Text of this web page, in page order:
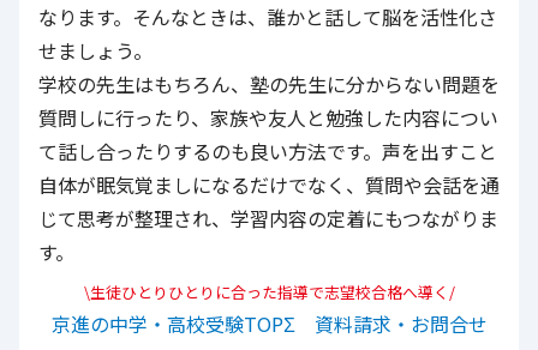
なります。そんなときは、誰かと話して脳を活性化さ
せましょう。
学校の先生はもちろん、塾の先生に分からない問題を
質問しに行ったり、家族や友人と勉強した内容につい
て話し合ったりするのも良い方法です。声を出すこと
自体が眠気覚ましになるだけでなく、質問や会話を通
じて思考が整理され、学習内容の定着にもつながりま
す。
\生徒ひとりひとりに合った指導で志望校合格へ導く/
京進の中学・高校受験TOPΣ 資料請求・お問合せ